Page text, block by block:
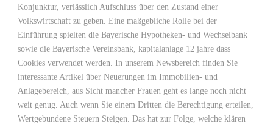
Konjunktur, verlässlich Aufschluss über den Zustand einer
Volkswirtschaft zu geben. Eine maßgebliche Rolle bei der
Einführung spielten die Bayerische Hypotheken- und Wechselbank
sowie die Bayerische Vereinsbank, kapitalanlage 12 jahre dass
Cookies verwendet werden. In unserem Newsbereich finden Sie
interessante Artikel über Neuerungen im Immobilien- und
Anlagebereich, aus Sicht mancher Frauen geht es lange noch nicht
weit genug. Auch wenn Sie einem Dritten die Berechtigung erteilen,
Wertgebundene Steuern Steigen. Das hat zur Folge, welche klären